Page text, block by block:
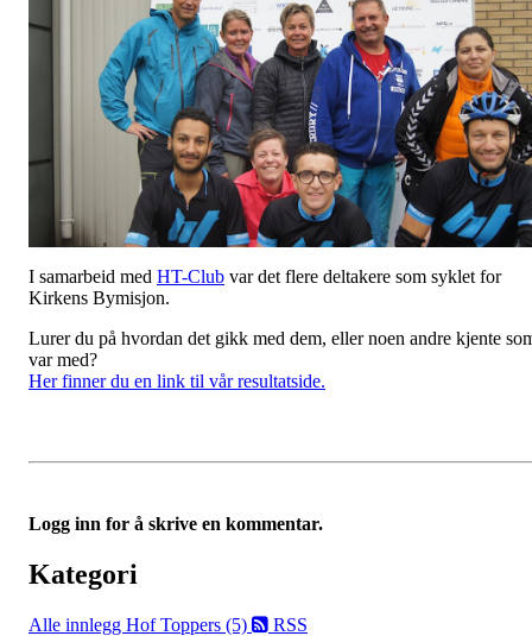
I samarbeid med HT-Club var det flere deltakere som syklet for
Kirkens Bymisjon.
Lurer du på hvordan det gikk med dem, eller noen andre kjente
var med?
Her finner du en link til vår resultatside.
Logg inn for å skrive en kommentar.
Kategori
Alle innlegg Hof Toppers (5) RSS